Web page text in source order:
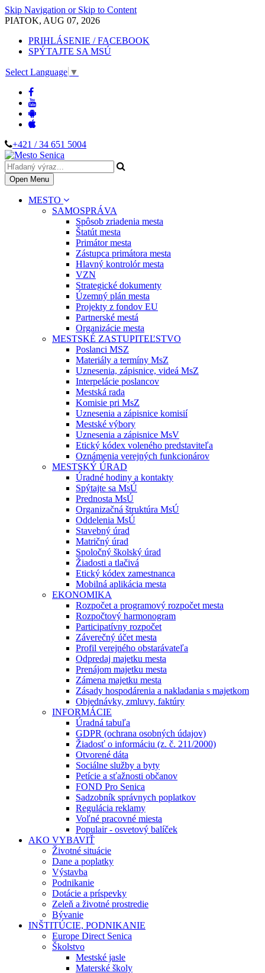
Skip Navigation or Skip to Content
PIATOK, AUG 07, 2026
PRIHLÁSENIE / FACEBOOK
SPÝTAJTE SA MSÚ
Select Language ▼
+421 / 34 651 5004
Open Menu
MESTO
SAMOSPRÁVA
Spôsob zriadenia mesta
Štatút mesta
Primátor mesta
Zástupca primátora mesta
Hlavný kontrolór mesta
VZN
Strategické dokumenty
Územný plán mesta
Projekty z fondov EU
Partnerské mestá
Organizácie mesta
MESTSKÉ ZASTUPITEĽSTVO
Poslanci MSZ
Materiály a termíny MsZ
Uznesenia, zápisnice, videá MsZ
Interpelácie poslancov
Mestská rada
Komisie pri MsZ
Uznesenia a zápisnice komisií
Mestské výbory
Uznesenia a zápisnice MsV
Etický kódex voleného predstaviteľa
Oznámenia verejných funkcionárov
MESTSKÝ ÚRAD
Úradné hodiny a kontakty
Spýtajte sa MsÚ
Prednosta MsÚ
Organizačná štruktúra MsÚ
Oddelenia MsÚ
Stavebný úrad
Matričný úrad
Spoločný školský úrad
Žiadosti a tlačivá
Etický kódex zamestnanca
Mobilná aplikácia mesta
EKONOMIKA
Rozpočet a programový rozpočet mesta
Rozpočtový harmonogram
Participatívny rozpočet
Záverečný účet mesta
Profil verejného obstarávateľa
Odpredaj majetku mesta
Prenájom majetku mesta
Zámena majetku mesta
Zásady hospodárenia a nakladania s majetkom
Objednávky, zmluvy, faktúry
INFORMÁCIE
Úradná tabuľa
GDPR (ochrana osobných údajov)
Žiadosť o informáciu (z. č. 211/2000)
Otvorené dáta
Sociálne služby a byty
Petície a sťažnosti občanov
FOND Pro Senica
Sadzobník správnych poplatkov
Regulácia reklamy
Voľné pracovné miesta
Populair - osvetový balíček
AKO VYBAVIŤ
Životné situácie
Dane a poplatky
Výstavba
Podnikanie
Dotácie a príspevky
Zeleň a životné prostredie
Bývanie
INŠTITÚCIE, PODNIKANIE
Europe Direct Senica
Školstvo
Mestské jasle
Materské školy